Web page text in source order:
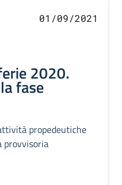
01/09/2021
2020.
fase
propedeutiche
provvisoria